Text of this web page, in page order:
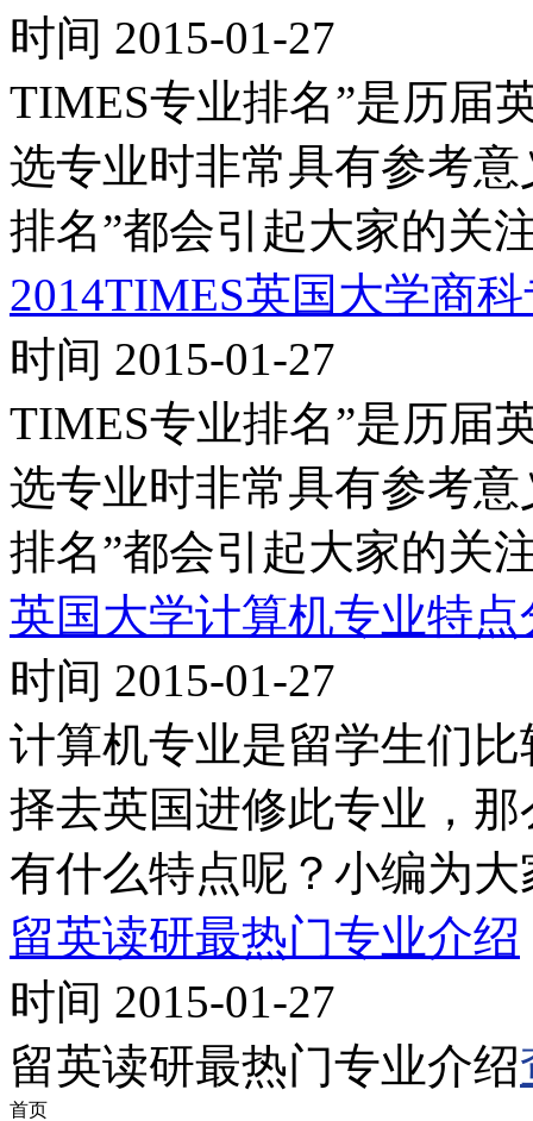
时间 2015-01-27
TIMES专业排名”是历届
选专业时非常具有参考
排名”都会引起大家的关
2014TIMES英国大学商
时间 2015-01-27
TIMES专业排名”是历届
选专业时非常具有参考
排名”都会引起大家的关
英国大学计算机专业特点
时间 2015-01-27
计算机专业是留学生们
择去英国进修此专业，
有什么特点呢？小编为
留英读研最热门专业介绍
时间 2015-01-27
留英读研最热门专业介绍
首页